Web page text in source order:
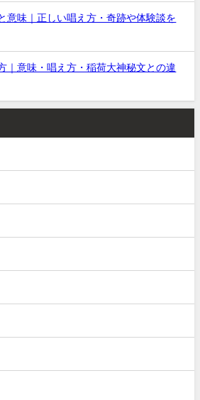
意味｜正しい唱え方・奇跡や体験談を
｜意味・唱え方・稲荷大神秘文との違